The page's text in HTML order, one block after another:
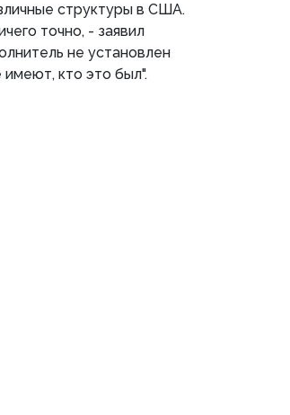
структуры в США.
точно, - заявил
не установлен
кто это был".